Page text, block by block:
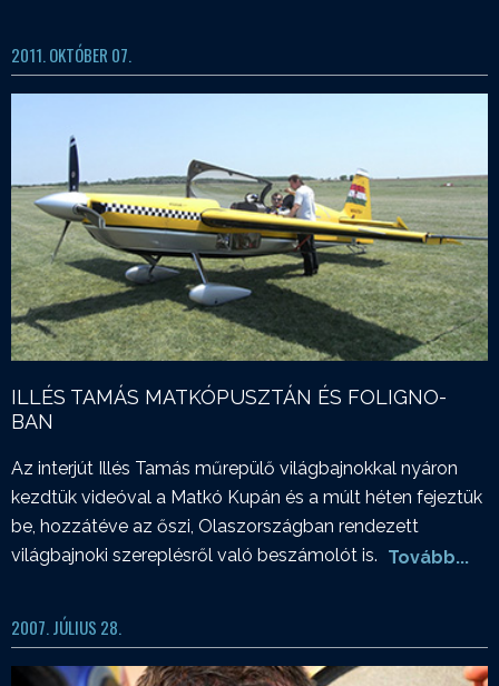
2011. OKTÓBER 07.
ILLÉS TAMÁS MATKÓPUSZTÁN ÉS FOLIGNO-
BAN
Az interjút Illés Tamás műrepülő világbajnokkal nyáron
kezdtük videóval a Matkó Kupán és a múlt héten fejeztük
be, hozzátéve az őszi, Olaszországban rendezett
világbajnoki szereplésről való beszámolót is. Tovább...
2007. JÚLIUS 28.